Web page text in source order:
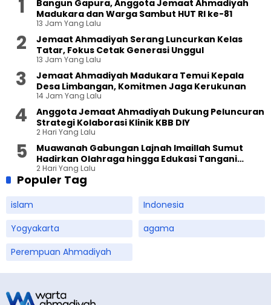
Bangun Gapura, Anggota Jemaat Ahmadiyah
Madukara dan Warga Sambut HUT RI ke-81
13 Jam Yang Lalu
Jemaat Ahmadiyah Serang Luncurkan Kelas
Tatar, Fokus Cetak Generasi Unggul
13 Jam Yang Lalu
Jemaat Ahmadiyah Madukara Temui Kepala
Desa Limbangan, Komitmen Jaga Kerukunan
14 Jam Yang Lalu
Anggota Jemaat Ahmadiyah Dukung Peluncuran
Strategi Kolaborasi Klinik KBB DIY
2 Hari Yang Lalu
Muawanah Gabungan Lajnah Imaillah Sumut
Hadirkan Olahraga hingga Edukasi Tangani
Sampah
2 Hari Yang Lalu
Populer Tag
islam
Indonesia
Yogyakarta
agama
Perempuan Ahmadiyah